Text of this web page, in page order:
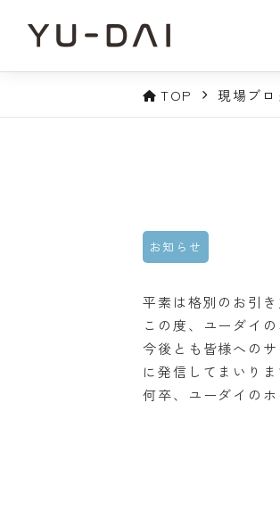
TOP 現場ブロ
お知らせ
平素は格別のお引
この度、ユーダイ
今後とも皆様への
に発信してまいりま
何卒、ユーダイの